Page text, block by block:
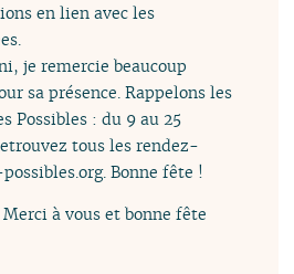
en lien avec les
je remercie beaucoup
sa présence. Rappelons les
Possibles : du 9 au 25
tous les rendez-
Bonne fête !
Merci à vous et bonne fête